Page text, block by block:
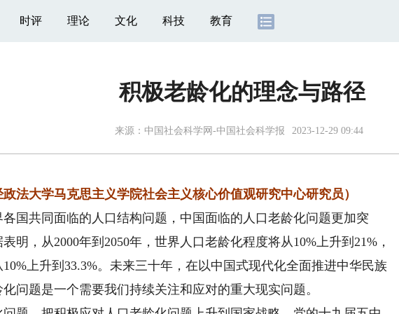
时评 理论 文化 科技 教育
积极老龄化的理念与路径
来源： 中国社会科学网-中国社会科学报 2023-12-29 09:44
法大学马克思主义学院社会主义核心价值观研究中心研究员）
共同面临的人口结构问题，中国面临的人口老龄化问题更加突
明，从2000年到2050年，世界人口老龄化程度将从10%上升到21%，
上升到33.3%。未来三十年，在以中国式现代化全面推进中华民族
问题是一个需要我们持续关注和应对的重大现实问题。